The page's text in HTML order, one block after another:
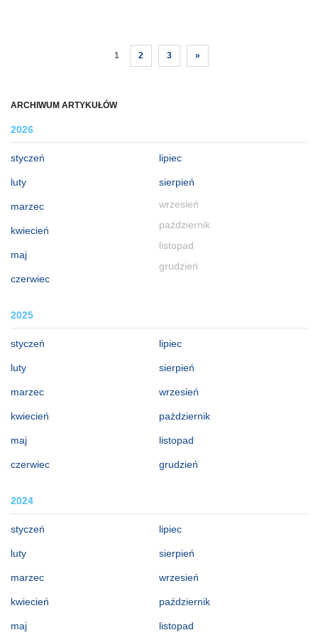
ARCHIWUM ARTYKUŁÓW
2026
styczeń
luty
marzec
kwiecień
maj
czerwiec
lipiec
sierpień
wrzesień
październik
listopad
grudzień
2025
styczeń
luty
marzec
kwiecień
maj
czerwiec
lipiec
sierpień
wrzesień
październik
listopad
grudzień
2024
styczeń
luty
marzec
kwiecień
maj
lipiec
sierpień
wrzesień
październik
listopad
1 2 3 »